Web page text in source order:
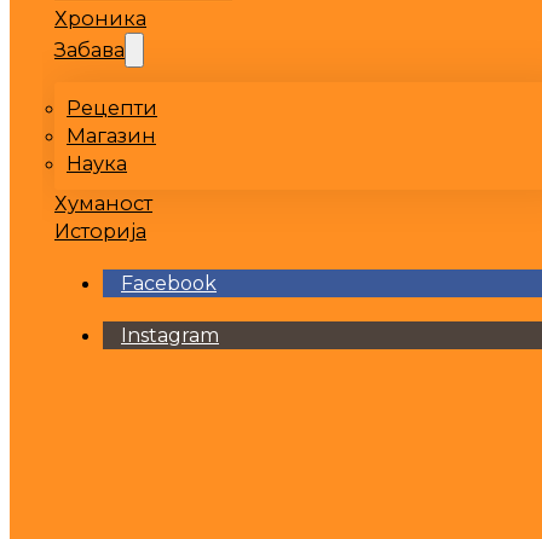
Хроника
Забава
Рецепти
Магазин
Наука
Хуманост
Историја
Facebook
Instagram